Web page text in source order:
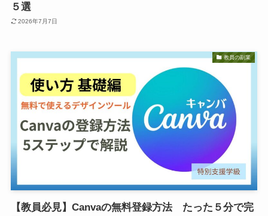
５選
2026年7月7日
教員の副業
【教員必見】Canvaの無料登録方法 たった５分で完